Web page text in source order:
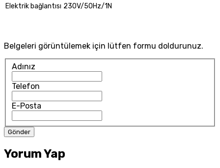
Elektrik bağlantısı 230V/50Hz/1N
Belgeleri görüntülemek için lütfen formu doldurunuz.
Adınız
Telefon
E-Posta
Yorum Yap